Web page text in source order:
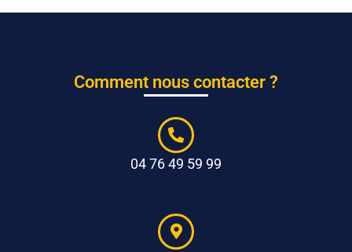
Comment nous contacter ?
04 76 49 59 99